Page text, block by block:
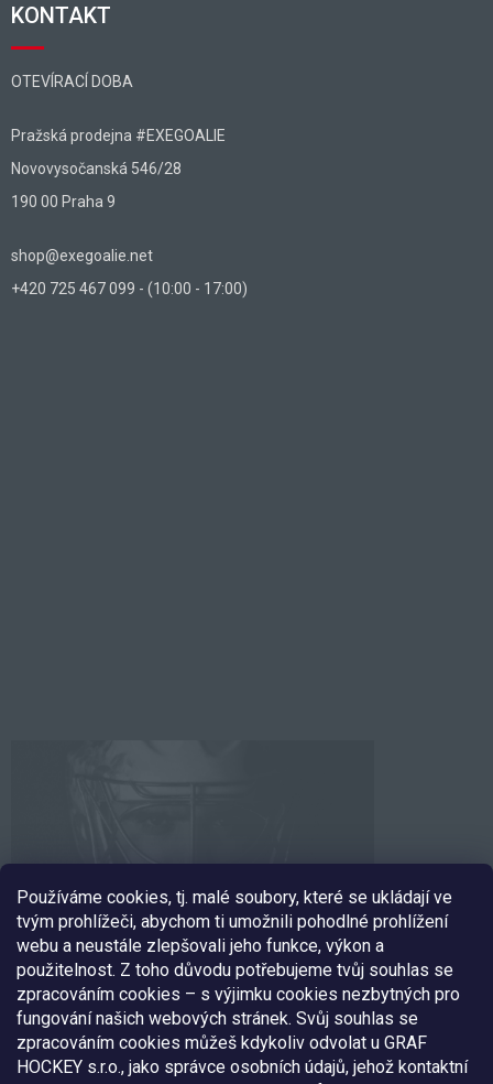
Používáme cookies, tj. malé soubory, které se ukládají ve
tvým prohlížeči, abychom ti umožnili pohodlné prohlížení
webu a neustále zlepšovali jeho funkce, výkon a
použitelnost. Z toho důvodu potřebujeme tvůj souhlas se
zpracováním cookies – s výjimku cookies nezbytných pro
fungování našich webových stránek. Svůj souhlas se
zpracováním cookies můžeš kdykoliv odvolat u GRAF
HOCKEY s.r.o., jako správce osobních údajů, jehož kontaktní
KONTAKT
OTEVÍRACÍ DOBA
Pražská prodejna #EXEGOALIE
Novovysočanská 546/28
190 00 Praha 9
shop@exegoalie.net
+420 725 467 099 - (10:00 - 17:00)
SLEDUJ NÁS